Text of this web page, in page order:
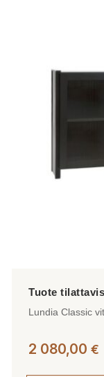
Lundia Classic
2 080,00 €